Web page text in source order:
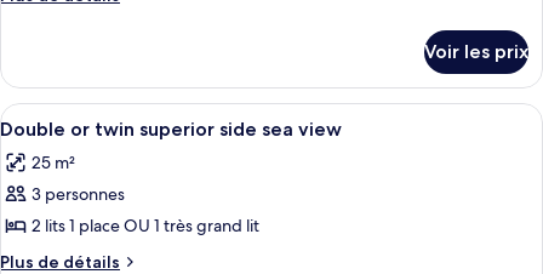
le
type
de
Chambre
Voir les prix
Afficher
toutes
les
photos
pour
ce
Une chambre d’hôtel moderne
1
Double or twin superior side sea view
25 m²
3 personnes
2 lits 1 place OU 1 très grand lit
Plus de détails
Plus